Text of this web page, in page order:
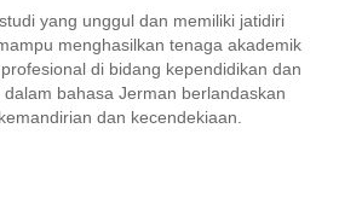
yang unggul dan memiliki jatidiri
menghasilkan tenaga akademik
di bi­dang kependidikan dan
bahasa Jerman berlandas­kan
dan kecendekiaan.